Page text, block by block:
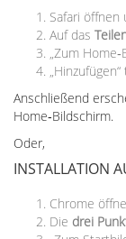
Safari öffnen
Auf das
„Zum
Anschließend
Home‑Bildschirm.
Oder,
INSTALLATION
Chrome
Die drei